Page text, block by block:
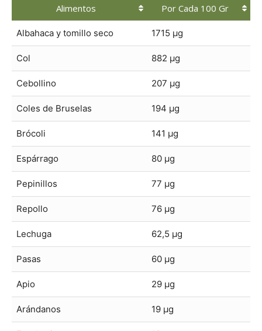
Alimentos Por Cada 100 Gr
Albahaca y tomillo seco 1715 μg
Col 882 μg
Cebollino 207 μg
Coles de Bruselas 194 μg
Brócoli 141 μg
Espárrago 80 μg
Pepinillos 77 μg
Repollo 76 μg
Lechuga 62,5 μg
Pasas 60 μg
Apio 29 μg
Arándanos 19 μg